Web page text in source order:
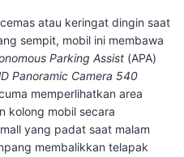
atau keringat dingin saat
sempit, mobil ini membawa
Parking Assist (APA)
Panoramic Camera 540
memperlihatkan area
kolong mobil secara
yang padat saat malam
membalikkan telapak